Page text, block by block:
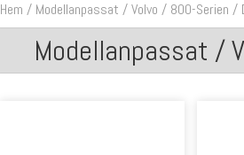
Hem / Modellanpassat /Volvo / 800-Serien /
Modellanpassat /